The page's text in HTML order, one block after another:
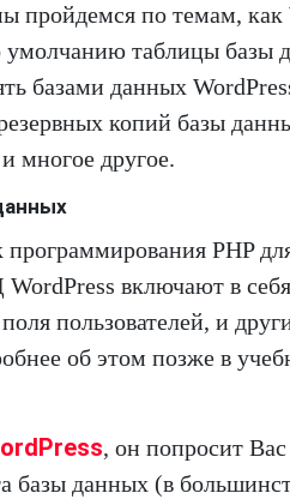
пройдемся по темам,
умолчанию таблицы базы
базами данных
копий базы
многое другое.
программирования PHP
включают в
пользователей, и
об этом позже в
, он попросит
базы данных (в